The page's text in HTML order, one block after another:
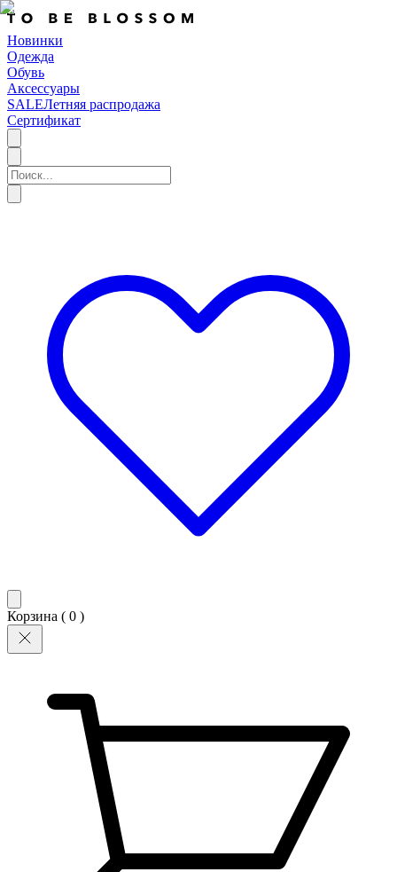
Новинки
Одежда
Обувь
Аксессуары
SALEЛетняя распродажа
Сертификат
Корзина ( 0 )